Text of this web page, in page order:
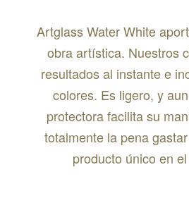
Artglass Water White
obra artística. Nuestros
resultados al instante e
colores. Es ligero, y
protectora facilita su
totalmente la pena
producto único en